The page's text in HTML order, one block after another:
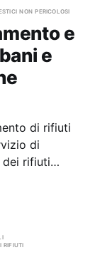
non pericolosi
e
e
di rifiuti
di
dei rifiuti
di anni
rifiuti